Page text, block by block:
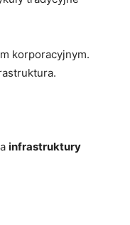
korporacyjnym.
infrastruktury